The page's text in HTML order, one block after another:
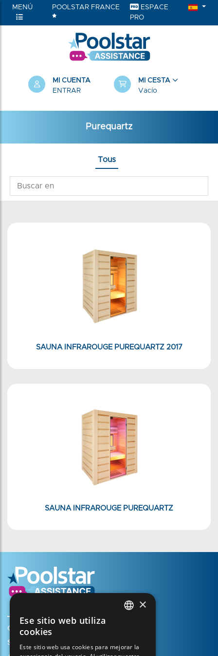
MENÚ POOLSTAR FRANCE
ESPACE
PRO
MI CUENTA
ENTRAR
MI CESTA
Vacío
Purequartz
Tous
SAUNA INFRAROUGE PUREQUARTZ 2017
SAUNA INFRAROUGE PUREQUARTZ
Crear mi cuenta
Su cesta
×
Ese sitio web utiliza
cookies
Este sitio web usa cookies para mejorar la